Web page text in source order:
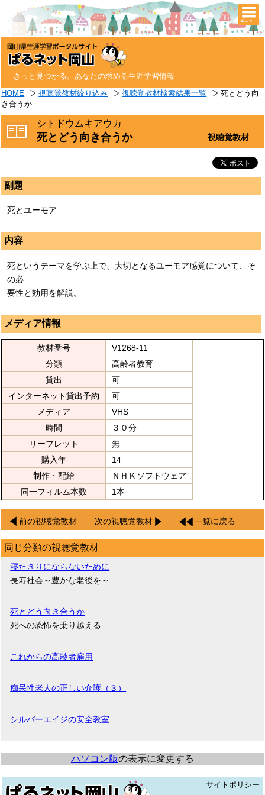
きっと見つかる。あなたの求める生涯学習情報
HOME 視聴覚教材絞り込み 視聴覚教材検索結果一覧
死とどう向
き合うか
シトドウムキアウカ
死とどう向き合うか 視聴覚教材
副題
死とユーモア
内容
死というテーマを学ぶ上で、大切となるユーモア感覚について、そ
の必
要性と効用を解説。
メディア情報
教材番号
V1268-11
分類
高齢者教育
貸出
可
インターネット貸出予約
可
メディア
VHS
時間
３０分
リーフレット
無
購入年
14
制作・配給
ＮＨＫソフトウェア
同一フィルム本数
1本
前の視聴覚教材 次の視聴覚教材 一覧に戻る
同じ分類の視聴覚教材
寝たきりにならないために
長寿社会～豊かな老後を～
死とどう向き合うか
死への恐怖を乗り越える
これからの高齢者雇用
痴呆性老人の正しい介護（３）
シルバーエイジの安全教室
パソコン版の表示に変更する
サイトポリシー